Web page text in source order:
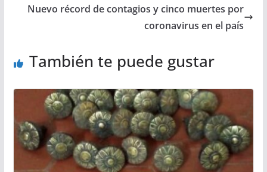
Nuevo récord de contagios y cinco muertes por
coronavirus en el país
También te puede gustar